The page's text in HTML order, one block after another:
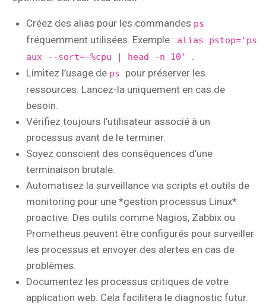
Créez des alias pour les commandes ps
fréquemment utilisées. Exemple : alias pstop='ps
aux --sort=-%cpu | head -n 10' .
Limitez l’usage de ps pour préserver les
ressources. Lancez-la uniquement en cas de
besoin.
Vérifiez toujours l’utilisateur associé à un
processus avant de le terminer.
Soyez conscient des conséquences d’une
terminaison brutale.
Automatisez la surveillance via scripts et outils de
monitoring pour une *gestion processus Linux*
proactive. Des outils comme Nagios, Zabbix ou
Prometheus peuvent être configurés pour surveiller
les processus et envoyer des alertes en cas de
problèmes.
Documentez les processus critiques de votre
application web. Cela facilitera le diagnostic futur.